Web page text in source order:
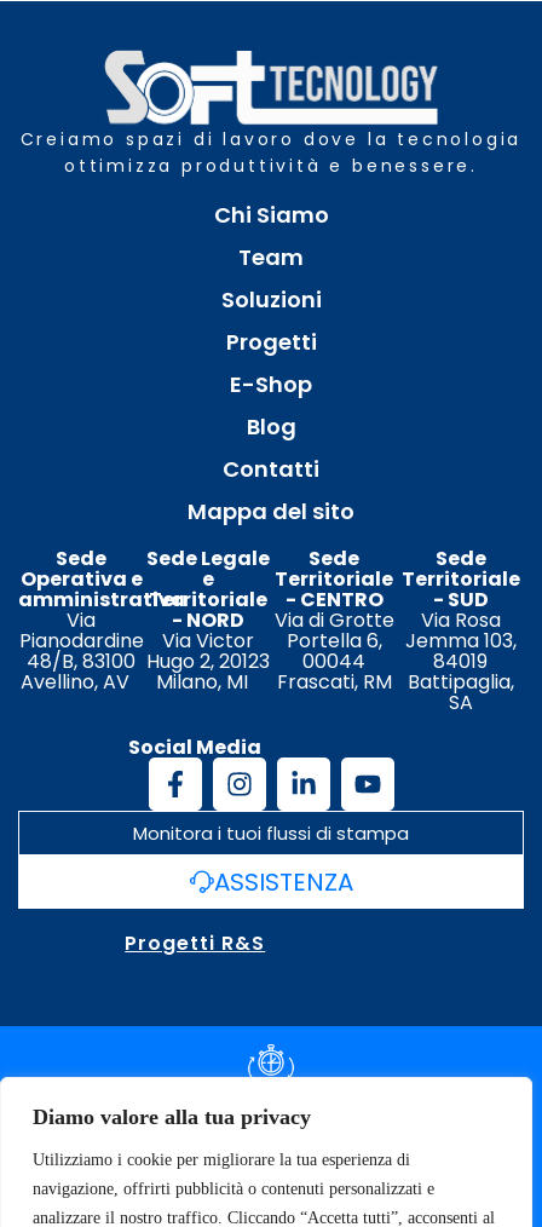
Diamo valore alla tua privacy
Utilizziamo i cookie per migliorare la tua esperienza di
navigazione, offrirti pubblicità o contenuti personalizzati e
analizzare il nostro traffico. Cliccando “Accetta tutti”, acconsenti al
Creiamo spazi di lavoro dove la tecnologia
ottimizza produttività e benessere.
Chi Siamo
Team
Soluzioni
Progetti
E-Shop
Blog
Contatti
Mappa del sito
Sede
Operativa e
amministrativa
Via
Pianodardine
48/B, 83100
Avellino, AV
Sede Legale
e
Territoriale
- NORD
Via Victor
Hugo 2, 20123
Milano, MI
Sede
Territoriale
- CENTRO
Via di Grotte
Portella 6,
00044
Frascati, RM
Sede
Territoriale
- SUD
Via Rosa
Jemma 103,
84019
Battipaglia,
SA
Social Media
Monitora i tuoi flussi di stampa
ASSISTENZA
Progetti R&S
DOCUMENTAZIONE SLA
SPECIFICHE TECNICHE